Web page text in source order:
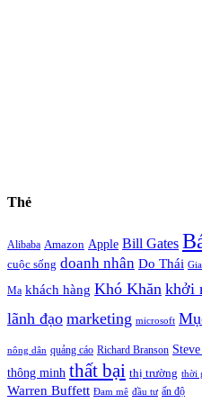
Thẻ
Alibaba Amazon Apple Bill Gates
cuộc sống doanh nhân Do Thái
Ma khách hàng Khó Khăn khởi
lãnh đạo marketing microsoft
nông dân quảng cáo Richard Branson
thông minh thất bại thị trường thời
Warren Buffett Đam mê đầu tư ấn độ